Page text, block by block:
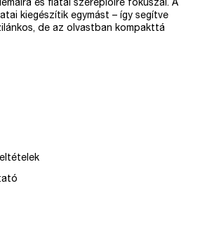
és fiatal szereplőire fókuszál. A
kiegészítik egymást – így segítve
de az olvastban kompakttá